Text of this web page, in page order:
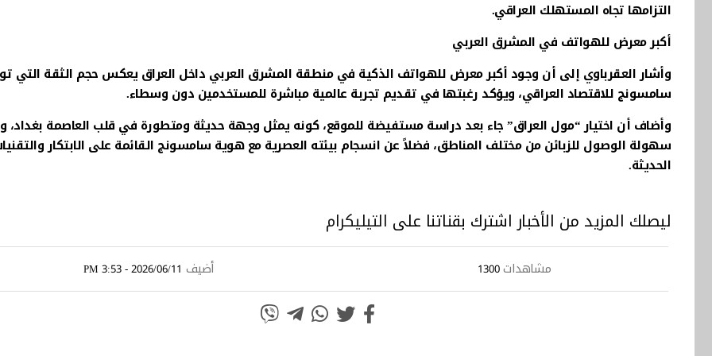
التزامها تجاه المستهلك العراقي.
أكبر معرض للهواتف في المشرق العربي
وأشار العقرباوي إلى أن وجود أكبر معرض للهواتف الذكية في منطقة المشرق العربي داخل العراق يعكس حجم الثقة التي
سامسونج للاقتصاد العراقي، ويؤكد رغبتها في تقديم تجربة عالمية مباشرة للمستخدمين دون وسطاء.
وأضاف أن اختيار “مول العراق” جاء بعد دراسة مستفيضة للموقع، كونه يمثل وجهة حديثة ومتطورة في قلب العاصمة بغداد،
سهولة الوصول للزبائن من مختلف المناطق، فضلاً عن انسجام بيئته العصرية مع هوية سامسونج القائمة على الابتكار
الحديثة.
ليصلك المزيد من الأخبار اشترك بقناتنا على التيليكرام
مشاهدات1300 أضيف 2026/06/11 - 3:53 PM